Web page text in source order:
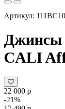
Артикул:
Джинсы
CALI
22 000 р
-21%